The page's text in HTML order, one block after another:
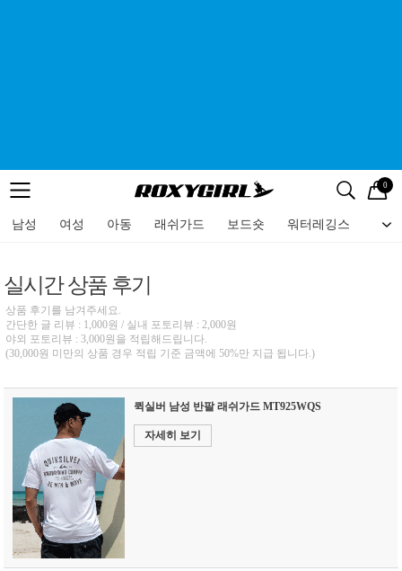
메뉴 검색
로고 0
남성 여성 아동 래쉬가드 보드숏 워터레깅스 비
메뉴
실시간 상품 후기
상품 후기를 남겨주세요.
간단한 글 리뷰 : 1,000원 / 실내 포토리뷰 : 2,000원
야외 포토리뷰 : 3,000원을 적립해드립니다.
(30,000원 미만의 상품 경우 적립 기준 금액에 50%만 지급 됩니다.)
퀵실버 남성 반팔 래쉬가드 MT925WQS
자세히 보기